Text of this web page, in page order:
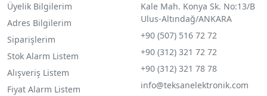
Üyelik Bilgilerim
Adres Bilgilerim
Siparişlerim
Stok Alarm Listem
Alışveriş Listem
Fiyat Alarm Listem
Kale Mah. Konya Sk. No:13/B
Ulus-Altındağ/ANKARA
+90 (507) 516 72 72
+90 (312) 321 72 72
+90 (312) 321 78 78
info@teksanelektronik.com